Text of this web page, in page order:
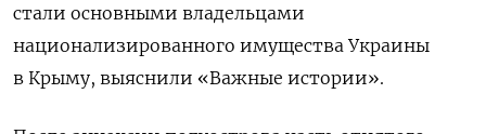
стали основными владельцами
национализированного имущества Украины
в Крыму, выяснили «Важные истории».